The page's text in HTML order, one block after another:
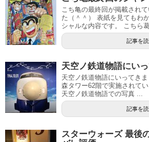
こち亀の最終回が掲載され
た（＾＾） 表紙を見てもわ
シャルな内容です。 こちら
記事を
天空ノ鉄道物語にい
天空ノ鉄道物語にいってき
森タワー62階で実施されて
天空ノ鉄道物語での写真 ...
記事を
スターウォーズ 最後